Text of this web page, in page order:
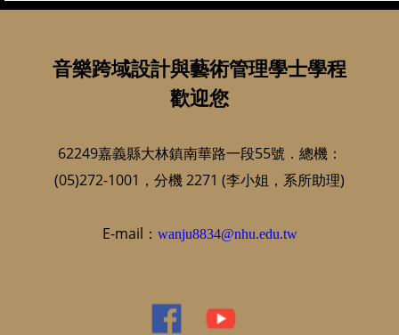
音樂跨域設計與藝術管理學士學程
歡迎您
62249嘉義縣大林鎮南華路一段55號．總機：
(05)272-1001，分機 2271 (李小姐，系所助理)
E-mail： wanju8834@nhu.edu.tw